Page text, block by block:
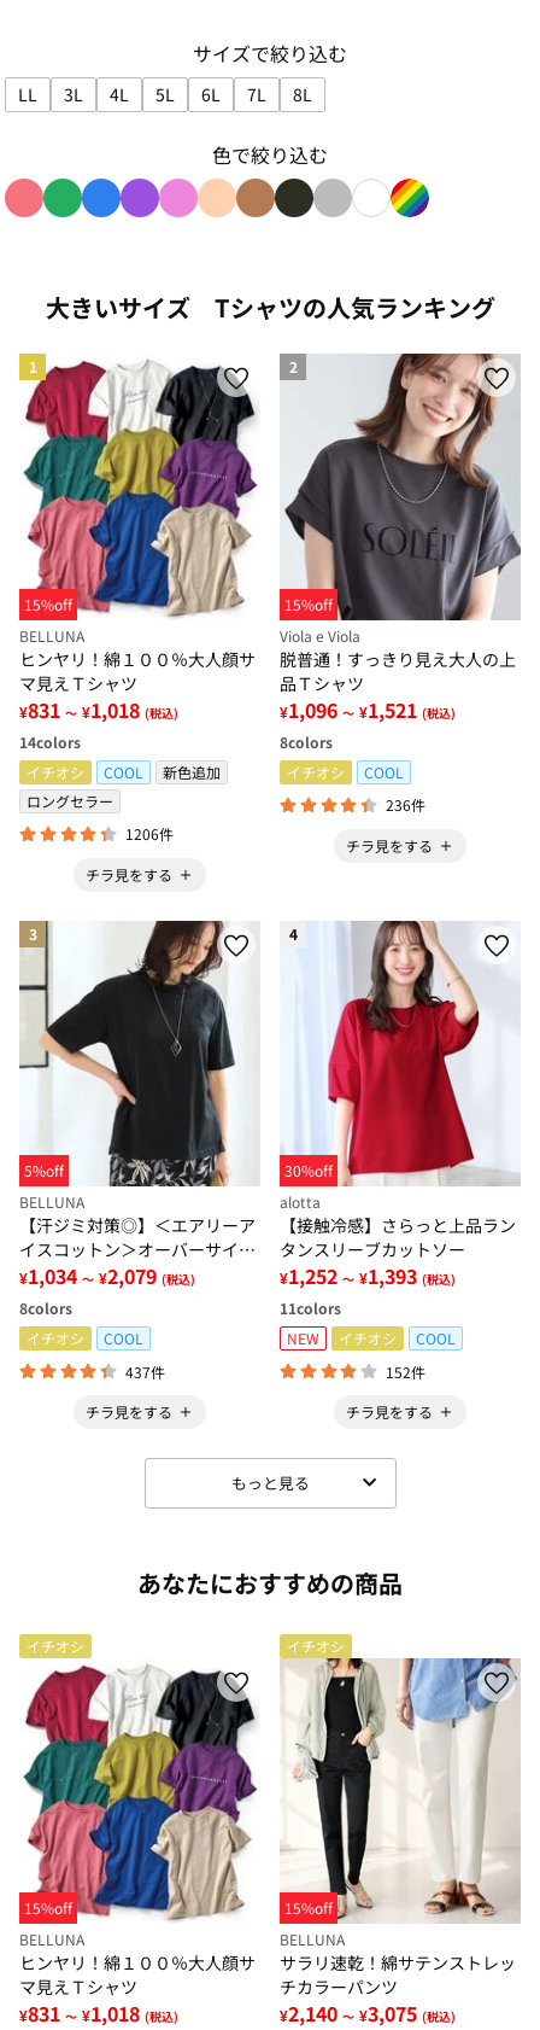
サイズで絞り込む
LL
サイズで絞り込み: LL
3L
サイズで絞り込み: 3L
4L
サイズで絞り込み: 4L
5L
サイズで絞り込み: 5L
6L
サイズで絞り込み: 6L
7L
サイズで絞り込み: 7L
8L
サイズで絞り込み: 8L
色で絞り込む
大きいサイズ Tシャツの人気ランキング
1
15%off
BELLUNA
ヒンヤリ！綿１００％大人顔サ
マ見えＴシャツ
¥831 ～ ¥1,018 (税込)
14colors
イチオシ
COOL
新色追加
ロングセラー
1206件
チラ見をする
2
15%off
Viola e Viola
脱普通！すっきり見え大人の上
品Ｔシャツ
¥1,096 ～ ¥1,521 (税込)
8colors
イチオシ
COOL
236件
チラ見をする
3
5%off
BELLUNA
【汗ジミ対策◎】＜エアリーア
イスコットン＞オーバーサイズ
Ｔシャツ【選べる袖丈】
¥1,034 ～ ¥2,079 (税込)
8colors
イチオシ
COOL
437件
チラ見をする
4
30%off
alotta
【接触冷感】さらっと上品ラン
タンスリーブカットソー
¥1,252 ～ ¥1,393 (税込)
11colors
NEW
イチオシ
COOL
152件
チラ見をする
もっと見る
あなたにおすすめの商品
イチオシ
15%off
BELLUNA
ヒンヤリ！綿１００％大人顔サ
マ見えＴシャツ
¥831 ～ ¥1,018 (税込)
イチオシ
15%off
BELLUNA
サラリ速乾！綿サテンストレッ
チカラーパンツ
¥2,140 ～ ¥3,075 (税込)